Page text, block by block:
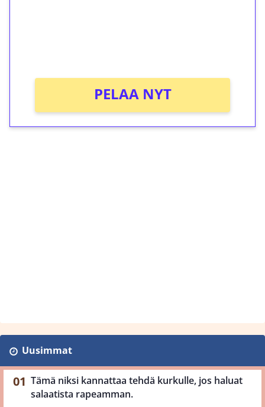
PELAA NYT
Uusimmat
Tämä niksi kannattaa tehdä kurkulle, jos haluat
salaatista rapeamman.